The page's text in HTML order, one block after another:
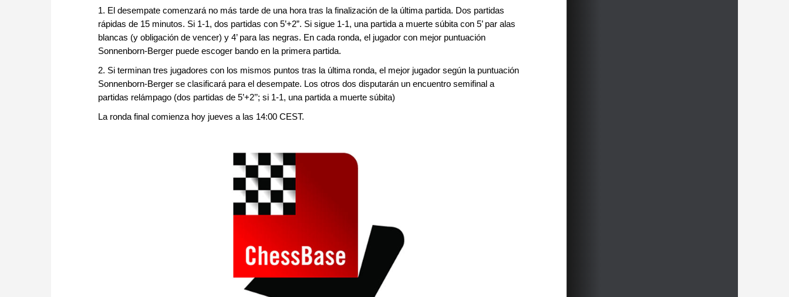
1. El desempate comenzará no más tarde de una hora tras la finalización de la última partida. Dos partidas
rápidas de 15 minutos. Si 1-1, dos partidas con 5’+2”. Si sigue 1-1, una partida a muerte súbita con 5’ par alas
blancas (y obligación de vencer) y 4’ para las negras. En cada ronda, el jugador con mejor puntuación
Sonnenborn-Berger puede escoger bando en la primera partida.
2. Si terminan tres jugadores con los mismos puntos tras la última ronda, el mejor jugador según la puntuación
Sonnenborn-Berger se clasificará para el desempate. Los otros dos disputarán un encuentro semifinal a
partidas relámpago (dos partidas de 5’+2’’; si 1-1, una partida a muerte súbita)
La ronda final comienza hoy jueves a las 14:00 CEST.